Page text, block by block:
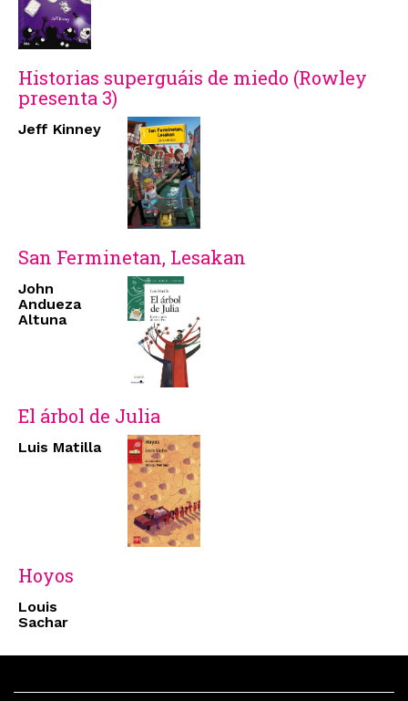
Historias superguáis de miedo (Rowley
presenta 3)
Jeff Kinney
San Ferminetan, Lesakan
John
Andueza
Altuna
El árbol de Julia
Luis Matilla
Hoyos
Louis
Sachar